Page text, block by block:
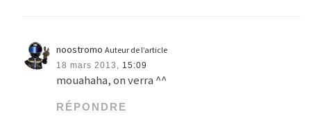
noostromo Auteur de l’article
18 mars 2013, 15:09
mouahaha, on verra ^^
RÉPONDRE